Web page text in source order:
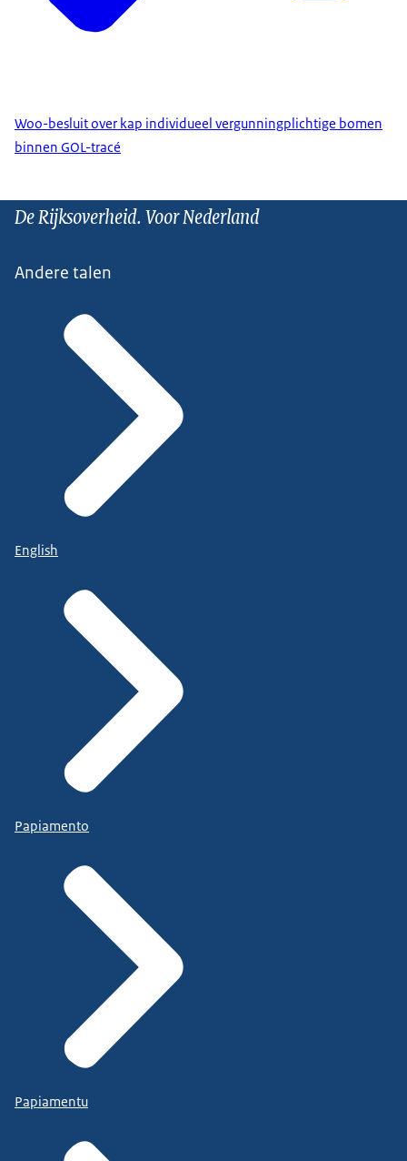
Woo-besluit over kap individueel vergunningplichtige bomen
binnen GOL-tracé
De Rijksoverheid. Voor Nederland
Andere talen
English
Papiamento
Papiamentu